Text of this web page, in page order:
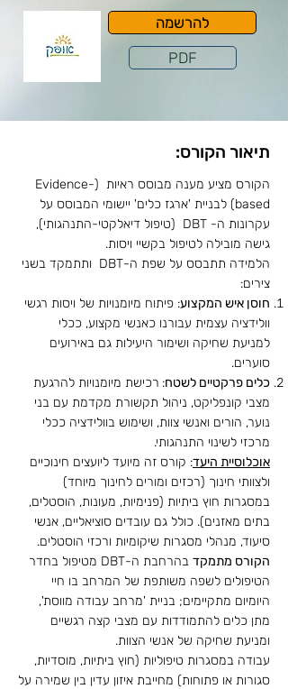
להרשמה
PDF
תיאור הקורס:
הקורס מציע מענה מבוסס ראיות (Evidence-
based) לבניית 'ארגז כלים' יישומי המבוסס על
עקרונות ה- DBT (טיפול דיאלקטי-התנהגותי),
גישה מובילה לטיפול בקשיי ויסות.
הלמידה תתבסס על שפת ה-DBT ותתמקד בשני
צירים:
חוסן איש המקצוע: פיתוח מיומנויות של ויסות רגשי
וולידציה עצמית עבורנו כאנשי מקצוע, ככלי
למניעת שחיקה ושימור היעילות גם באירועים
סוערים.
כלים פרקטיים לשטח: רכישת מיומנויות להרגעת
מצבי קונפליקט, ניהול תקשורת מקדמת עם בני
נוער, הורים ואנשי צוות, ושימוש בוולידציה ככלי
מרכזי לשינוי התנהגותי.
אוכלוסיית היעד: קורס זה מיועד ליועצים חינוכיים
ולצוותי חינוך (רכזים ומורים לחינוך מיוחד)
במסגרות חוץ ביתיות (פנימיות, מעונות, הוסטלים,
בתים מאזנים). כולל גם עובדים סוציאליים, אנשי
סיעוד, מנהלי מסגרות שיקומיות ורכזי הוסטלים.
הקורס מתמקד
בהרחבת ה-DBT מטיפול בחדר
הטיפולים לשפה משותפת של המרחב בו חיי
היומיום מתקיימים; בניית 'מרחב עבודה מווסת',
מתן כלים להתמודדות עם מצבי קצה רגשיים
ומניעת שחיקה של אנשי הצוות.
עבודה במסגרות טיפוליות (חוץ ביתיות, מוסדיות,
סגורות או פתוחות) מחייבת איזון עדין בין שמירה על